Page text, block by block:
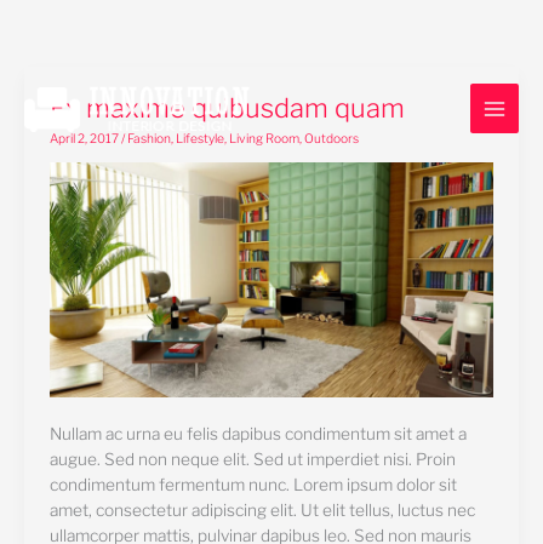
Ex maxime quibusdam quam
April 2, 2017/Fashion, Lifestyle, Living Room,Outdoors
Nullam ac urna eu felis dapibus condimentum sit amet a
augue. Sed non neque elit. Sed ut imperdiet nisi. Proin
condimentum fermentum nunc. Lorem ipsum dolor sit
amet, consectetur adipiscing elit. Ut elit tellus, luctus nec
ullamcorper mattis, pulvinar dapibus leo. Sed non mauris
Ex
quam